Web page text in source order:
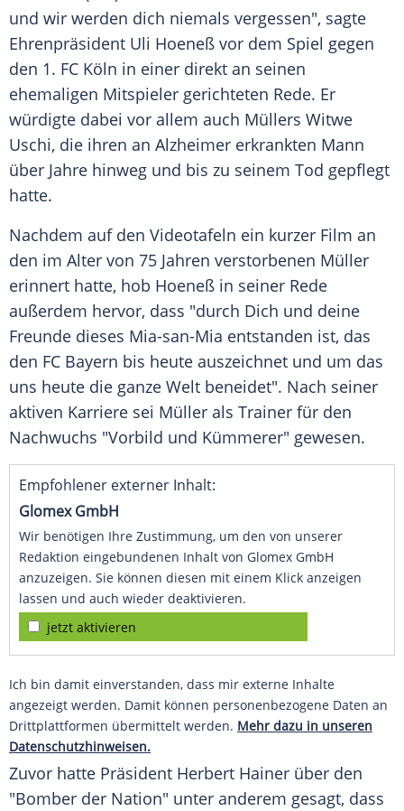
und wir werden dich niemals vergessen", sagte
Ehrenpräsident Uli Hoeneß vor dem Spiel gegen
den 1. FC Köln in einer direkt an seinen
ehemaligen Mitspieler gerichteten Rede. Er
würdigte dabei vor allem auch Müllers Witwe
Uschi, die ihren an Alzheimer erkrankten Mann
über Jahre hinweg und bis zu seinem Tod gepflegt
hatte.
Nachdem auf den Videotafeln ein kurzer Film an
den im Alter von 75 Jahren verstorbenen Müller
erinnert hatte, hob Hoeneß in seiner Rede
außerdem hervor, dass "durch Dich und deine
Freunde dieses Mia-san-Mia entstanden ist, das
den FC Bayern bis heute auszeichnet und um das
uns heute die ganze Welt beneidet". Nach seiner
aktiven Karriere sei Müller als Trainer für den
Nachwuchs "Vorbild und Kümmerer" gewesen.
Empfohlener externer Inhalt:
Glomex GmbH
Wir benötigen Ihre Zustimmung, um den von unserer
Redaktion eingebundenen Inhalt von Glomex GmbH
anzuzeigen. Sie können diesen mit einem Klick anzeigen
lassen und auch wieder deaktivieren.
jetzt aktivieren
Ich bin damit einverstanden, dass mir externe Inhalte
angezeigt werden. Damit können personenbezogene Daten an
Drittplattformen übermittelt werden. Mehr dazu in unseren
Datenschutzhinweisen.
Zuvor hatte Präsident Herbert Hainer über den
"Bomber der Nation" unter anderem gesagt, dass